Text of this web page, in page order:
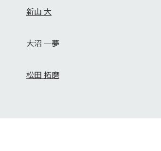
新山 大
大沼 一夢
松田 拓磨